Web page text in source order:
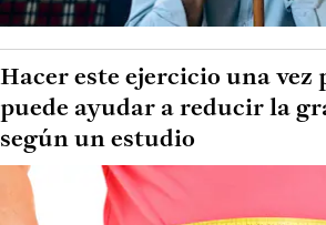
Hacer este ejercicio una vez
puede ayudar a reducir la
según un estudio